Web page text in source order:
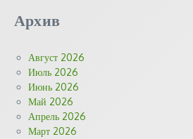
Архив
Август 2026
Июль 2026
Июнь 2026
Май 2026
Апрель 2026
Март 2026